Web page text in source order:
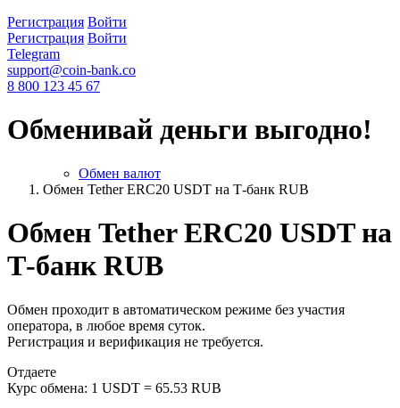
Регистрация Войти
Регистрация Войти
Telegram
support@coin-bank.co
8 800 123 45 67
Обменивай деньги выгодно!
Обмен валют
Обмен Tether ERC20 USDT на Т-банк RUB
Обмен Tether ERC20 USDT на
Т-банк RUB
Обмен проходит в автоматическом режиме без участия
оператора, в любое время суток.
Регистрация и верификация не требуется.
Отдаете
Курс обмена: 1 USDT = 65.53 RUB